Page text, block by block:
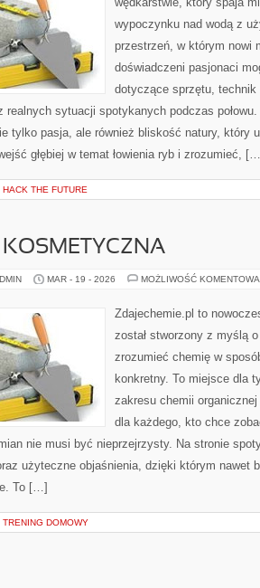
wypoczynku nad wodą z
przestrzeń, w którym nowi
doświadczeni pasjonaci
dotyczące sprzętu, technik
realnych sytuacji spotykanych podczas
tylko pasja, ale również bliskość natury, który
głębiej w temat łowienia ryb i zrozumieć,
HACK THE FUTURE
MAR - 19 - 2026 MOŻLIWOŚĆ
Zdajechemie.pl to
został stworzony z myślą
zrozumieć chemię w
konkretny. To miejsce dla
zakresu chemii
dla każdego, kto chce
nie musi być nieprzejrzysty. Na stronie
użyteczne objaśnienia, dzięki którym nawet
To […]
TRENING DOMOWY